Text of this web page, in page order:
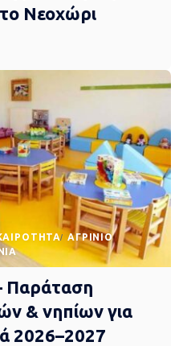
Νεοχώρι
ΑΓΡΊΝΙΟ
Παράταση
& νηπίων για
2026–2027